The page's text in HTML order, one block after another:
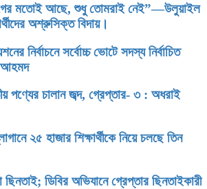
মতোই আছে, শুধু তোমরাই নেই”—উলুয়াইল
অশ্রুসিক্ত বিদায়।
নির্বাচনে সর্বোচ্চ ভোটে সদস্য নির্বাচিত
আহমদ
পণ্যের চালান জব্দ, গ্রেপ্তার- ৩ : অধরাই
২৫ হাজার শিক্ষার্থীকে নিয়ে চলছে তিন
ছিনতাই; ডিবির অভিযানে গ্রেপ্তার ছিনতাইকারী